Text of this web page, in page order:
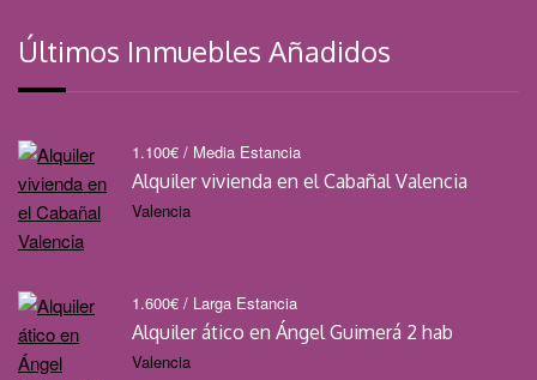
Últimos Inmuebles Añadidos
1.100€ / Media Estancia
Alquiler vivienda en el Cabañal Valencia
Valencia
1.600€ / Larga Estancia
Alquiler ático en Ángel Guimerá 2 hab
Valencia